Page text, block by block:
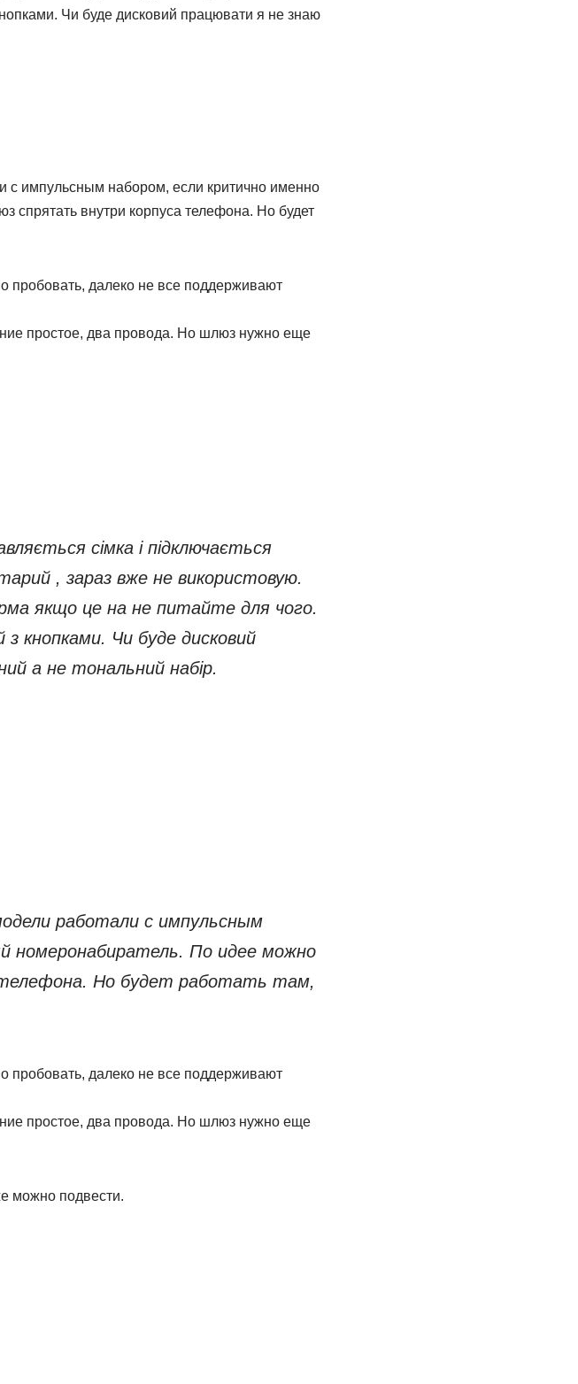
Чи буде дисковий працювати я не знаю
с импульсным набором, если критично именно
внутри корпуса телефона. Но будет
пробовать, далеко не все поддерживают
простое, два провода. Но шлюз нужно еще
сімка і підключається
, зараз вже не використовую.
якщо це на не питайте для чого.
з кнопками. Чи буде дисковий
а не тональний набір.
работали с импульсным
номеронабиратель. По идее можно
Но будет работать там,
пробовать, далеко не все поддерживают
простое, два провода. Но шлюз нужно еще
можно подвести.